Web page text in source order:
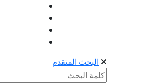
البحث المتقدم